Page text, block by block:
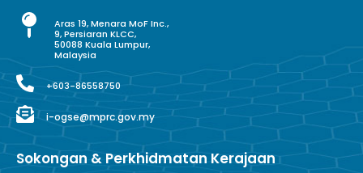
Aras 19, Menara MoF Inc.,
9, Persiaran KLCC,
50088 Kuala Lumpur,
Malaysia
+603-86558750
i-ogse@mprc.gov.my
Sokongan & Perkhidmatan Kerajaan